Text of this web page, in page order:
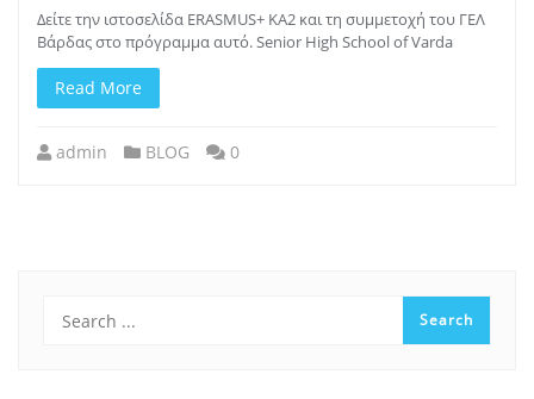
Δείτε την ιστοσελίδα ERASMUS+ KA2 και τη συμμετοχή του ΓΕΛ
Βάρδας στο πρόγραμμα αυτό. Senior High School of Varda
Read More
admin BLOG 0